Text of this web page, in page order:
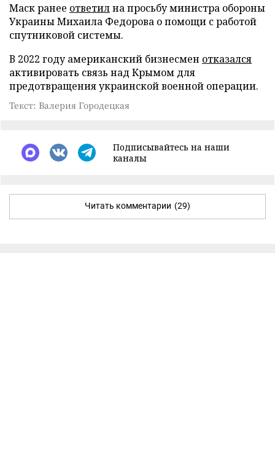
Маск ранее ответилна просьбу министра обороны
Украины Михаила Федорова о помощи с работой
спутниковой системы.
В 2022 году американский бизнесмен отказался
активировать связь над Крымом для
предотвращения украинской военной операции.
Текст: Валерия Городецкая
Подписывайтесь на наши
каналы
Читать комментарии (29)